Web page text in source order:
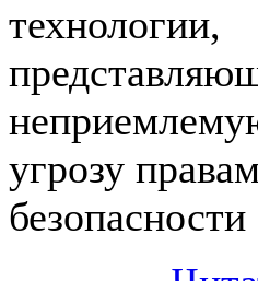
технологии,
угрозу
безопасности